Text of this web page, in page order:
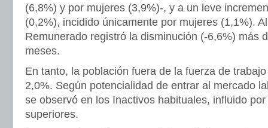
(6,8%) y por mujeres (3,9%)-, y a un leve
(0,2%), incidido únicamente por mujeres (1,1%).
Remunerado registró la disminución (-6,6%) más
meses.
En tanto, la población fuera de la fuerza de
2,0%. Según potencialidad de entrar al mercado
se observó en los Inactivos habituales, influido
superiores.